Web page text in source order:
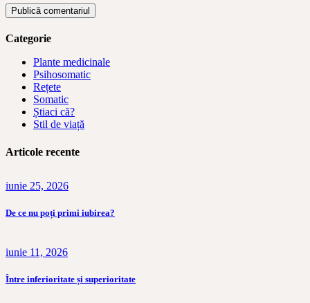
Publică comentariul
Categorie
Plante medicinale
Psihosomatic
Rețete
Somatic
Știaci că?
Stil de viață
Articole recente
iunie 25, 2026
De ce nu poți primi iubirea?
iunie 11, 2026
Între inferioritate și superioritate